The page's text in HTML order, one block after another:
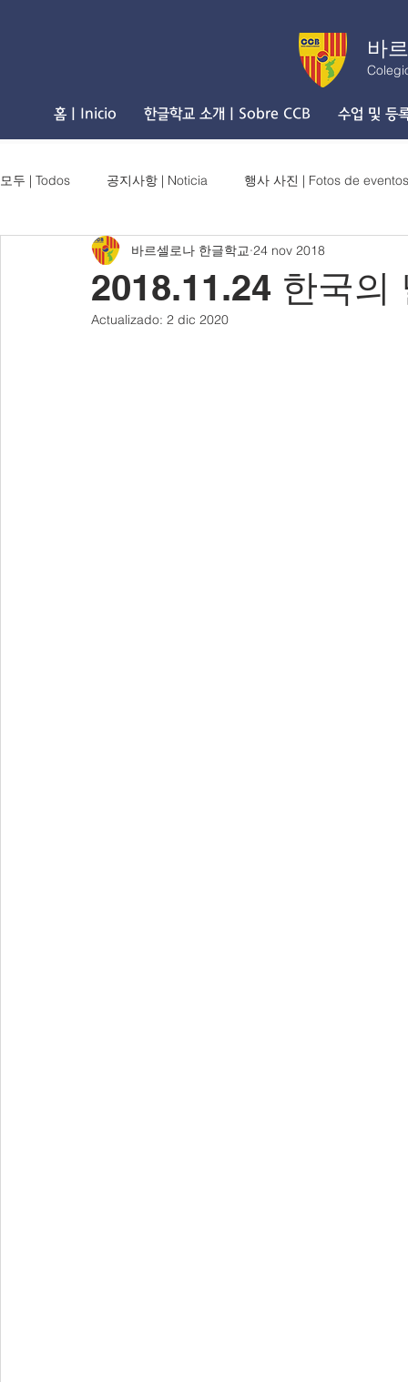
바
홈 | Inicio 한글학교 소개 | Sobre CCB 수업 및 등
모두 | Todos 공지사항 | Noticia 행사 사진 | Fotos de eventos
2018.11.24 한국의
바르셀로나 한글학교 24 nov 2018
Actualizado: 2 dic 2020